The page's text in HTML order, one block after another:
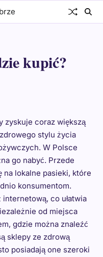
kupić?
zyskuje coraz większą
stylu życia
W Polsce
go nabyć. Przede
lokalne pasieki, które
konsumentom.
co ułatwia
od miejsca
gdzie można znaleźć
sklepy ze zdrową
posiadają one szeroki